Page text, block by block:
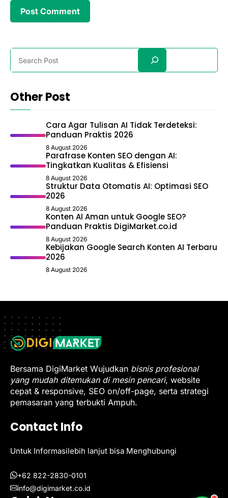
Other Post
Cara Agar Tulisan AI Tidak Terdeteksi:
Panduan Praktis 2026
8 August 2026
Parafrase Konten SEO dengan AI:
Tingkatkan Kualitas & Efisiensi
8 August 2026
Struktur Data Otomatis AI: Optimasi SEO
2026
8 August 2026
Konten AI Aman untuk Google SEO?
Panduan Praktis DigiMarket.co.id
8 August 2026
Kebijakan Google Search Konten AI Terbaru
2026
8 August 2026
Bersama DigiMarket Wujudkan bisnis profesional
yang mudah ditemukan di mesin pencari, website
cepat & responsive, SEO on/off-page, serta strategi
pemasaran yang terbukti Ampuh.
Contact Info
Untuk Informasilebih lanjut bisa Menghubungi
+62 822-2830-0101
info@digimarket.co.id